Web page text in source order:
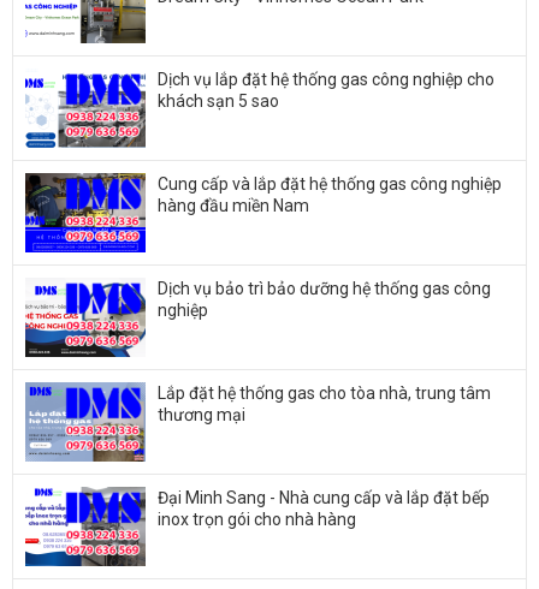
Dịch vụ lắp đặt hệ thống gas công nghiệp cho
khách sạn 5 sao
Cung cấp và lắp đặt hệ thống gas công nghiệp
hàng đầu miền Nam
Dịch vụ bảo trì bảo dưỡng hệ thống gas công
nghiệp
Lắp đặt hệ thống gas cho tòa nhà, trung tâm
thương mại
Đại Minh Sang - Nhà cung cấp và lắp đặt bếp
inox trọn gói cho nhà hàng